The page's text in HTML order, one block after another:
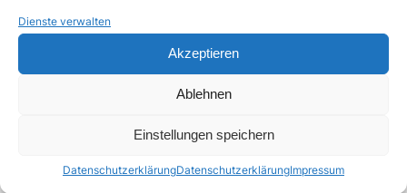
Dienste verwalten
Akzeptieren
Ablehnen
Einstellungen speichern
DatenschutzerklärungDatenschutzerklärungImpressum